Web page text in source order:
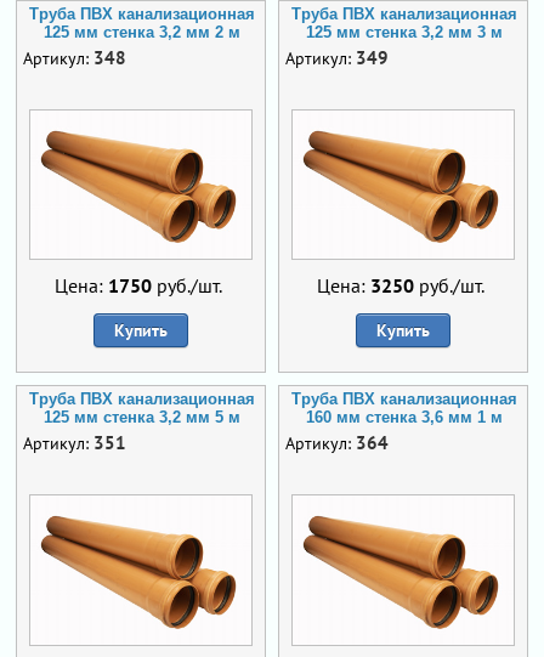
Труба ПВХ канализационная
125 мм стенка 3,2 мм 2 м
Артикул: 348
Цена: 1750руб./шт.
Купить
Труба ПВХ канализационная
125 мм стенка 3,2 мм 3 м
Артикул: 349
Цена: 3250руб./шт.
Купить
Труба ПВХ канализационная
125 мм стенка 3,2 мм 5 м
Артикул: 351
Труба ПВХ канализационная
160 мм стенка 3,6 мм 1 м
Артикул: 364